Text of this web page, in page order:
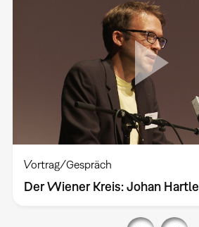
Vortrag/Gespräch
Der Wiener Kreis: Johan Hartle